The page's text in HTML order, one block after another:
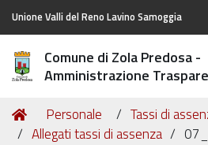
Unione Valli del Reno Lavino Samoggia
Comune di Zola Predosa -
Amministrazione
Tu
sei
Home
Personale
Tassi di
Allegati tassi di assenza